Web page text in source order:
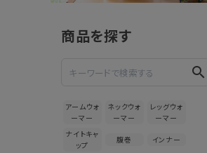
商品を探す
search
アームウォ
ーマー
ネックウォ
ーマー
レッグウォ
ーマー
ナイトキャ
ップ
腹巻 インナー